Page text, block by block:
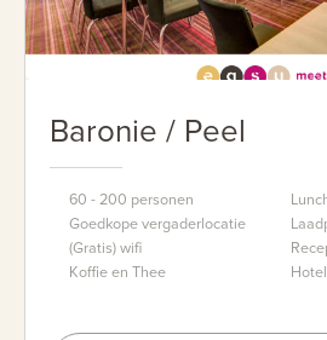
Baronie / Peel
60 - 200 personen
Goedkope vergaderlocatie
(Gratis) wifi
Koffie en Thee
Hotel